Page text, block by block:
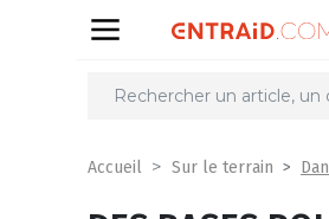
Partager
Accueil Sur le terrain